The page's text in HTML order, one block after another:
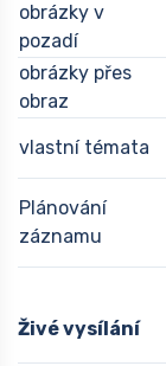
obrázky v
pozadí
obrázky přes
obraz
vlastní témata
Plánování
záznamu
Živé vysílání